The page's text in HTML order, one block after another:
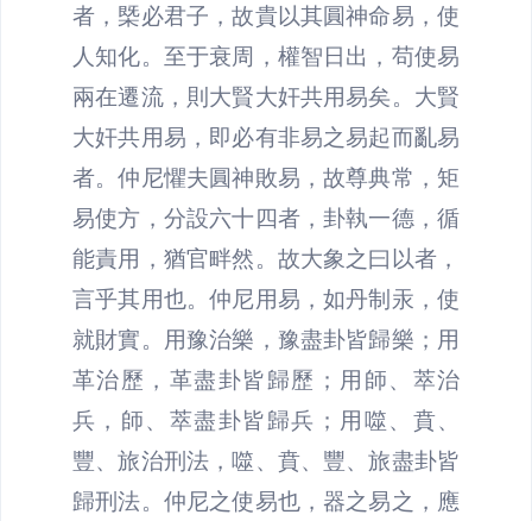
者，槩必君子，故貴以其圓神命易，使
人知化。至于衰周，權智日出，苟使易
兩在遷流，則大賢大奸共用易矣。大賢
大奸共用易，即必有非易之易起而亂易
者。仲尼懼夫圓神敗易，故尊典常，矩
易使方，分設六十四者，卦執一德，循
能責用，猶官畔然。故大象之曰以者，
言乎其用也。仲尼用易，如丹制汞，使
就財實。用豫治樂，豫盡卦皆歸樂；用
革治歷，革盡卦皆歸歷；用師、萃治
兵，師、萃盡卦皆歸兵；用噬、賁、
豐、旅治刑法，噬、賁、豐、旅盡卦皆
歸刑法。仲尼之使易也，器之易之，應